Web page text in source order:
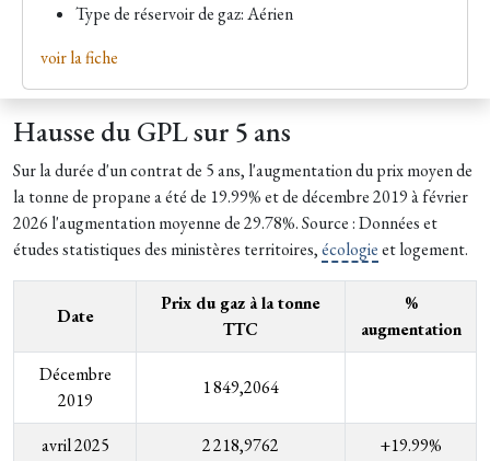
Type de réservoir de gaz: Aérien
voir la fiche
Hausse du GPL sur 5 ans
Sur la durée d'un contrat de 5 ans, l'augmentation du prix moyen de
la tonne de propane a été de 19.99% et de décembre 2019 à février
2026 l'augmentation moyenne de 29.78%. Source : Données et
études statistiques des ministères territoires,écologieet logement.
Date
Prix du gaz à la tonne
TTC
%
augmentation
Décembre
2019
1 849,2064
avril 2025 2 218,9762
+19.99%